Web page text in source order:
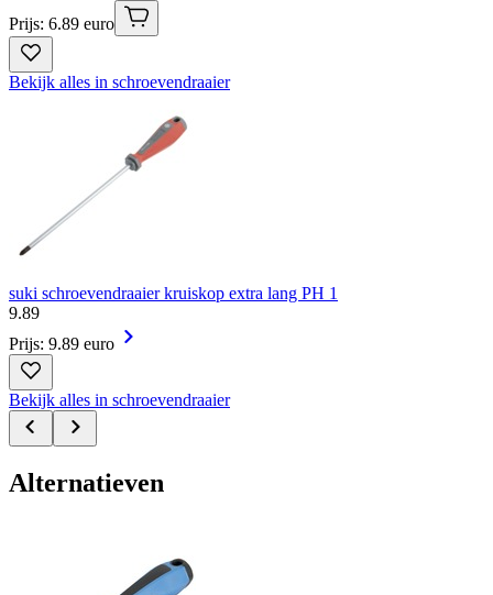
Prijs: 6.89 euro
Bekijk alles in schroevendraaier
suki schroevendraaier kruiskop extra lang PH 1
9.89
Prijs: 9.89 euro
Bekijk alles in schroevendraaier
Alternatieven